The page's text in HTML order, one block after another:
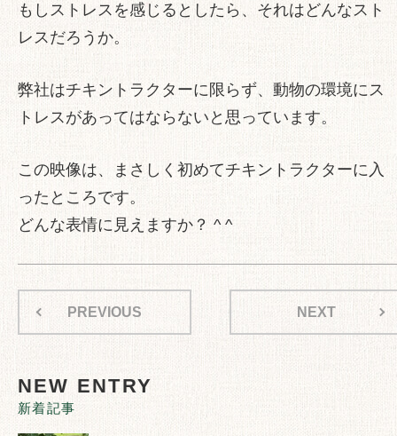
もしストレスを感じるとしたら、それはどんなスト
レスだろうか。
弊社はチキントラクターに限らず、動物の環境にス
トレスがあってはならないと思っています。
この映像は、まさしく初めてチキントラクターに入
ったところです。
どんな表情に見えますか？ ^ ^
PREVIOUS NEXT
NEW ENTRY
新着記事